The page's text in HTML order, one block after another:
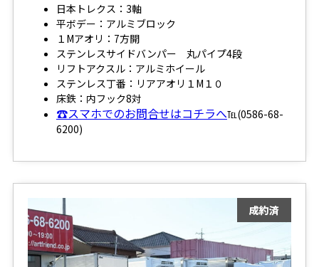
日本トレクス：3軸
平ボデー：アルミブロック
１Mアオリ：7方開
ステンレスサイドバンパー 丸パイプ4段
リフトアクスル：アルミホイール
ステンレス丁番：リアアオリ１M１０
床鉄：内フック8対
☎スマホでのお問合せはコチラへ℡(0586-68-
6200)